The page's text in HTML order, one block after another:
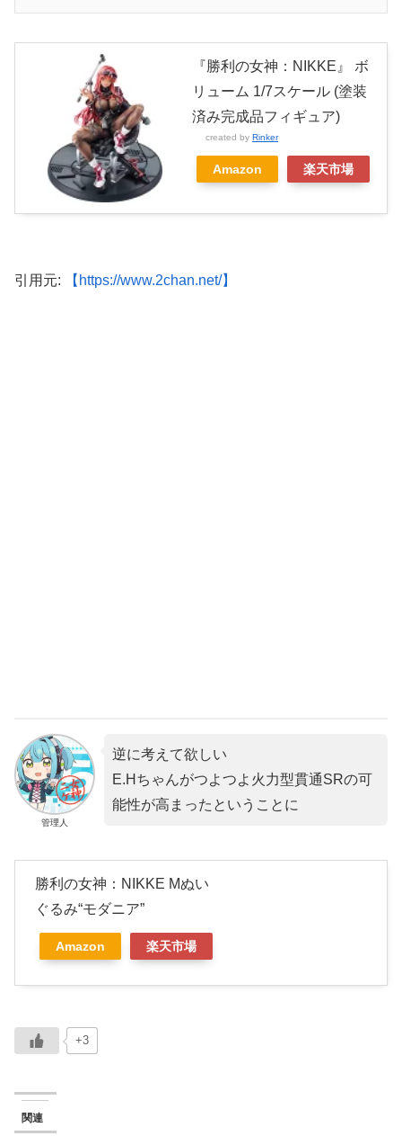
『勝利の女神：NIKKE』 ボ
リューム 1/7スケール (塗装
済み完成品フィギュア)
created by Rinker
Amazon 楽天市場
引用元: 【https://www.2chan.net/】
管理人
逆に考えて欲しい
E.Hちゃんがつよつよ火力型貫通SRの可
能性が高まったということに
勝利の女神：NIKKE Mぬい
ぐるみ“モダニア”
Amazon 楽天市場
+3
関連